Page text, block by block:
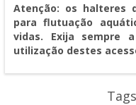
Atenção: os halteres
para flutuação
vidas. Exija sempre
utilização destes